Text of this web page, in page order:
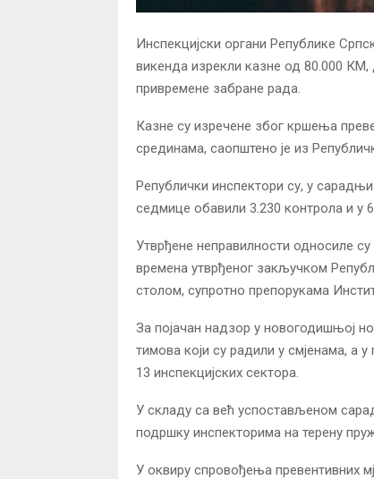
Инспекцијски органи Републике
викенда изрекли казне од 80.000 КМ,
привремене забране рада.
Казне су изречене због кршења
срединама, саопштено је из
Републички инспектори су, у
седмице обавили 3.230 контрола и у
Утврђене неправилности односиле
времена утврђеног закључком
столом, супротно препорукама
За појачан надзор у новогодишњој
тимова који су радили у смјенама, а
13 инспекцијских сектора.
У складу са већ успостављеном
подршку инспекторима на терену
У оквиру спровођења превентивних